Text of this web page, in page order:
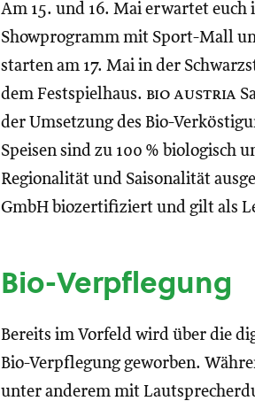
Am 15. und 16. Mai erwartet euch
Showprogramm mit Sport-Mall
starten am 17. Mai in der
dem Festspielhaus. bio austria
der Umsetzung des Bio-
Speisen sind zu 100 % biologisch
Regionalität und Saisonalität
GmbH biozertifiziert und gilt als
Bio-Verpflegung
Bereits im Vorfeld wird über die
Bio-Verpflegung geworben.
unter anderem mit